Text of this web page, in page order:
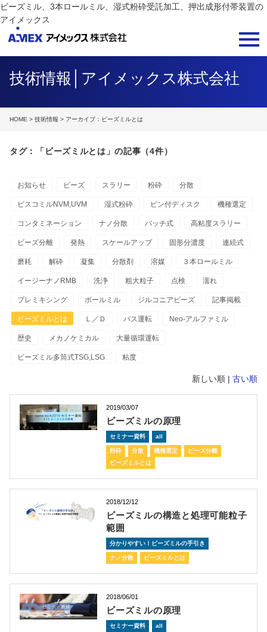
ビーズミル、3本ロールミル、湿式粉砕受託加工、押出成形付帯装置の
アイメックス
技術情報│アイメックス株式会社
HOME > 技術情報 > アーカイブ：ビーズミルとは
タグ：「ビーズミルとは」の記事（4件）
お知らせ ビーズ スラリー 粉砕 分散
ビスコミルNVM,UVM 湿式粉砕 ピン付ディスク 機種選定
コンタミネーション ナノ分散 バッチ式 高粘度スラリー
ビーズ分離 発熱 スケールアップ 固形分濃度 連続式
磨耗 解砕 凝集 分散剤 溶媒 ３本ロールミル
イージーナノRMB 洗浄 粗大粒子 点検 濡れ
プレミキシング ボールミル ジルコニアビーズ 記事掲載
ビーズミルとは Ｌ／Ｄ パス運転 Neo-アルファミル
歴史 メカノケミカル 大量循環運転
ビーズミル多筒式TSG,LSG 粘度
新しい順 | 古い順
2019/03/07
ビーズミルの原理
セミナー資料 all
粉砕 分散 機種選定
ビーズ分離
ビーズミルとは
2018/12/12
ビーズミルの構造と処理可能粒子
範囲
分かりやすい！ビーズミルの手引き
ナノ分散 ビーズミルとは
2018/06/01
ビーズミルの原理
セミナー資料 all